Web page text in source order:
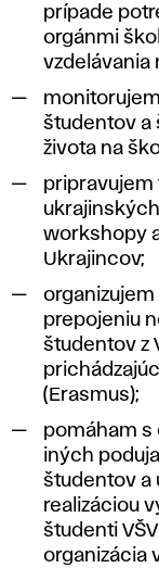
prípade
orgánmi
vzdelávania
študentov a
života na
workshopy
Ukrajincov;
prepojeniu
študentov z
(Erasmus);
pomáham s
iných
študentov a
realizáciou
študenti
organizácia